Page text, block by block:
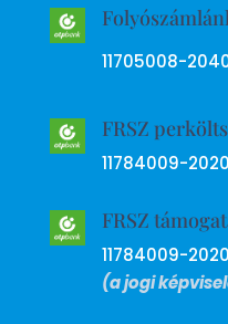
11705008-
FRSZ
11784009-
FRSZ
11784009-
(a jogi